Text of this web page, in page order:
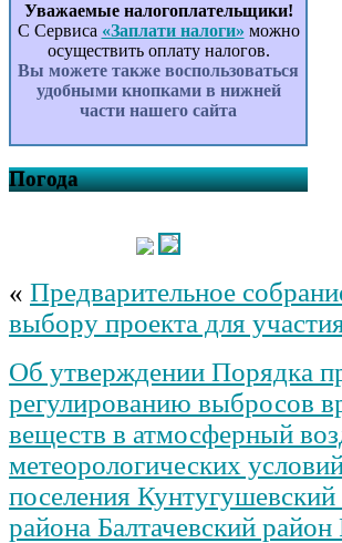
Уважаемые налогоплательщики!
С Сервиса «Заплати налоги» можно
осуществить оплату налогов.
Вы можете также воспользоваться
удобными кнопками в нижней
части нашего сайта
Погода
« Предварительное
выбору проекта для
Об утверждении Порядка
регулированию выбросов
веществ в атмосферный
метеорологических
поселения
района Балтачевский